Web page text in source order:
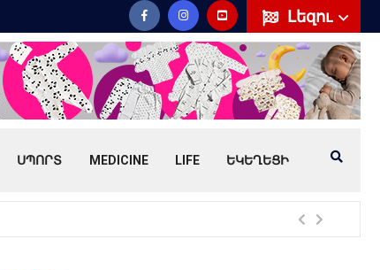
Լեզու
ՍՊՈՐՏ MEDICINE LIFE ԵԿԵՂԵՑԻ